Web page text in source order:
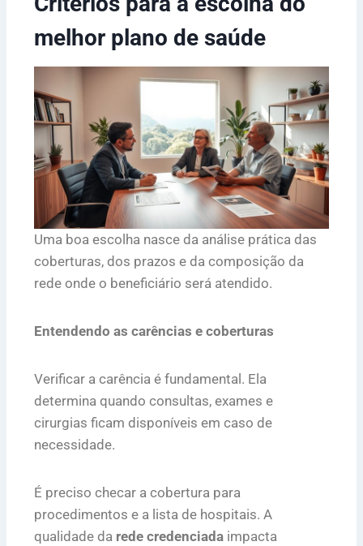
melhor plano de saúde
Uma boa escolha nasce da análise prática das
coberturas, dos prazos e da composição da
rede onde o beneficiário será atendido.
Entendendo as carências e coberturas
Verificar a carência é fundamental. Ela
determina quando consultas, exames e
cirurgias ficam disponíveis em caso de
necessidade.
É preciso checar a cobertura para
procedimentos e a lista de hospitais. A
qualidade da rede credenciada impacta